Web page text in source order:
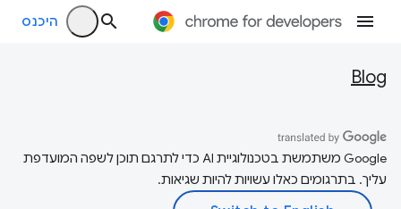
היכנס
Blog
‫Google משתמשת בטכנולוגיית AI כדי לתרגם תוכן לשפה המועדפת
עליך. בתרגומים כאלו עשויות להיות שגיאות.